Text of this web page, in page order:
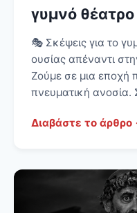
γυμνό θέατρο
🎭 Σκέψεις για το
ουσίας απέναντι
Ζούμε σε μια εποχή
πνευματική ανοσία.
Διαβάστε το άρθρο